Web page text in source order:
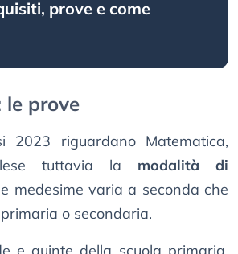
prove e come
le prove
2023 riguardano Matematica,
tuttavia la modalità di
medesime varia a seconda che
o secondaria.